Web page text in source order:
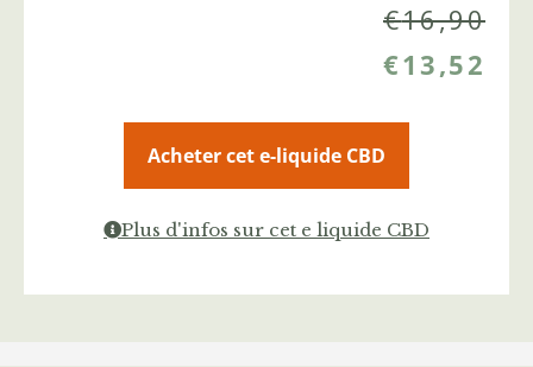
€16,90
€13,52
Acheter cet e-liquide CBD
Plus d'infos sur cet e liquide CBD